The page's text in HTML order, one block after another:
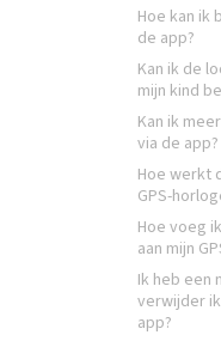
Hoe kan ik
de app?
Kan ik de
mijn kind
Kan ik
via de app?
Hoe werkt
GPS-
Hoe voeg
aan mijn
Ik heb een
verwijder
app?